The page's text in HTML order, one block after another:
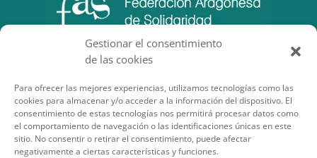
Gestionar el consentimiento
de las cookies
Para ofrecer las mejores experiencias, utilizamos tecnologías como las
cookies para almacenar y/o acceder a la información del dispositivo. El
consentimiento de estas tecnologías nos permitirá procesar datos como
el comportamiento de navegación o las identificaciones únicas en este
sitio. No consentir o retirar el consentimiento, puede afectar
negativamente a ciertas características y funciones.